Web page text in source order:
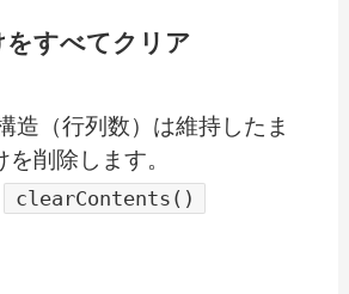
をすべてクリア
造（行列数）は維持したま
を削除します。
clearContents()